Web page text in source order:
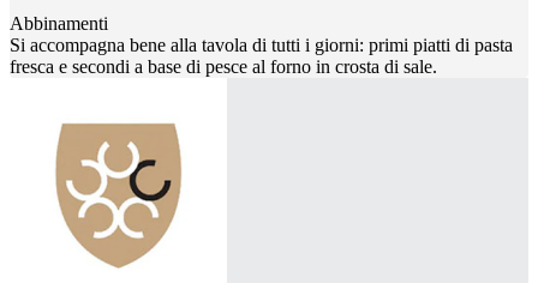
Abbinamenti
Si accompagna bene alla tavola di tutti i giorni: primi piatti di pasta
fresca e secondi a base di pesce al forno in crosta di sale.